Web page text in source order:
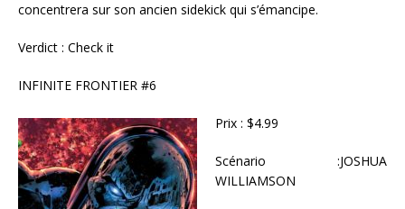
concentrera sur son ancien sidekick qui s’émancipe.
Verdict : Check it
INFINITE FRONTIER #6
Prix : $4.99
Scénario :JOSHUA
WILLIAMSON